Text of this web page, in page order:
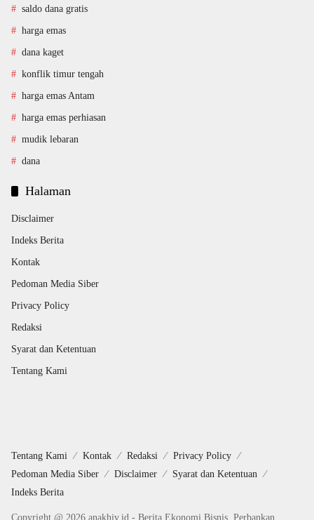
saldo dana gratis
harga emas
dana kaget
konflik timur tengah
harga emas Antam
harga emas perhiasan
mudik lebaran
dana
Halaman
Disclaimer
Indeks Berita
Kontak
Pedoman Media Siber
Privacy Policy
Redaksi
Syarat dan Ketentuan
Tentang Kami
Tentang Kami Kontak Redaksi
Privacy Policy
Pedoman Media Siber
Disclaimer
Syarat dan Ketentuan
Indeks Berita
Copyright @ 2026 anakhiv.id - Berita Ekonomi Bisnis, Perbankan,